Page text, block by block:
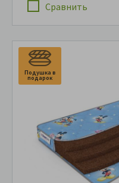
Сравнить
Подушка в
подарок